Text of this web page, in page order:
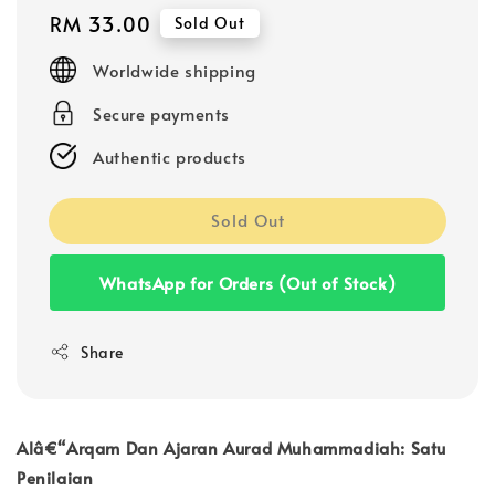
Regular
price
RM 33.00 Sold Out
Worldwide shipping
Secure payments
Authentic products
Sold Out
WhatsApp for Orders (Out of Stock)
Share
Alâ€“Arqam Dan Ajaran Aurad Muhammadiah: Satu
Penilaian